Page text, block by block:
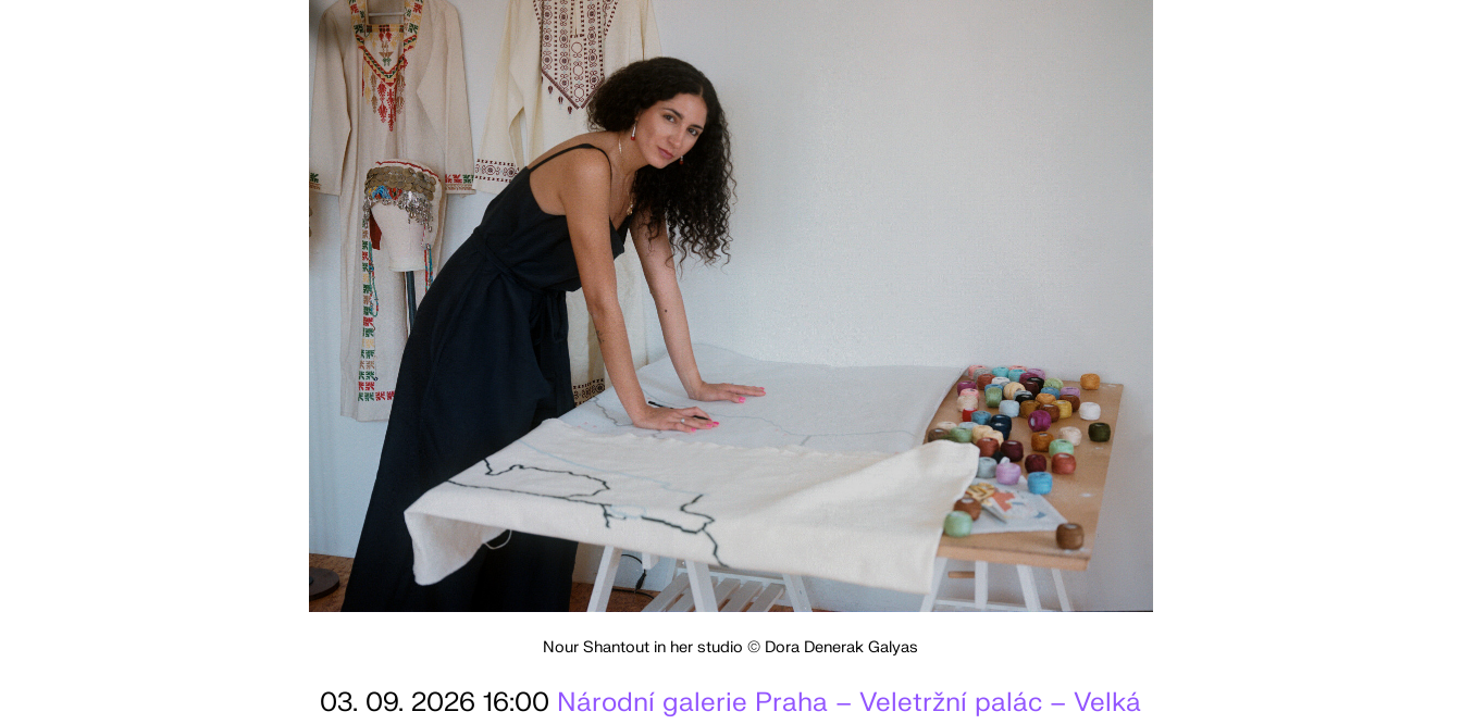
Nour Shantout in her studio © Dora Denerak Galyas
03. 09. 2026 16:00 Národní galerie Praha – Veletržní palác – Velká